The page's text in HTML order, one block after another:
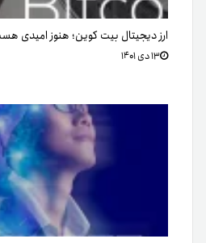
ارز دیجیتال بیت کوین؛ هنوز امیدی
۱۳ دی ۱۴۰۱